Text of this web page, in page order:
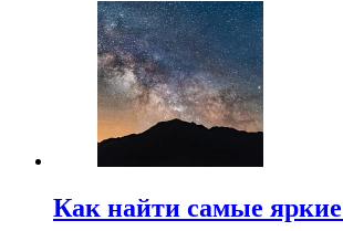
Как найти самые